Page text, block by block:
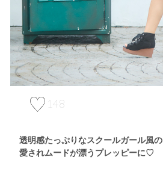
148
透明感たっぷりなスクールガール風の
愛されムードが漂うプレッピーに♡